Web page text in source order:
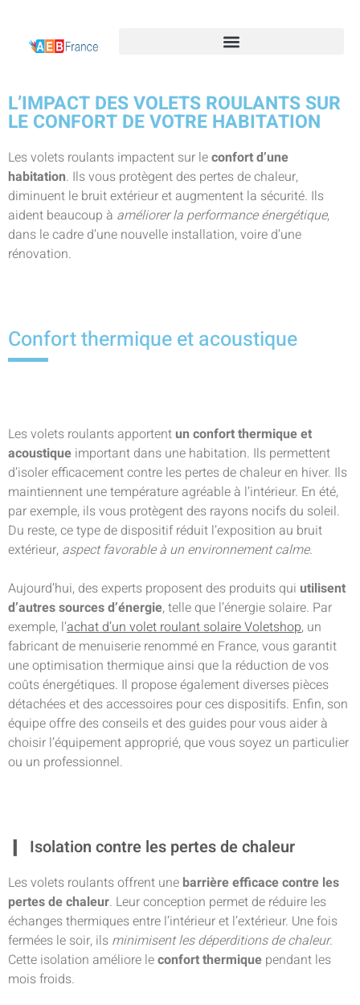
L’IMPACT DES VOLETS ROULANTS SUR
LE CONFORT DE VOTRE HABITATION
Les volets roulants impactent sur leconfort d’une
habitation. Ils vous protègent des pertes de chaleur,
diminuent le bruit extérieur et augmentent la sécurité. Ils
aident beaucoup à améliorer la performance énergétique,
dans le cadre d’une nouvelle installation, voire d’une
rénovation.
Confort thermique et acoustique
Les volets roulants apportentun confort thermique et
acoustique important dans une habitation. Ils permettent
d’isoler efficacement contre les pertes de chaleur en hiver. Ils
maintiennent une température agréable à l’intérieur. En été,
par exemple, ils vous protègent des rayons nocifs du soleil.
Du reste, ce type de dispositif réduit l’exposition au bruit
extérieur, aspect favorable à un environnement calme.
Aujourd’hui, des experts proposent des produits qui utilisent
d’autres sources d’énergie, telle que l’énergie solaire. Par
exemple, l’achat d’un volet roulant solaire Voletshop, un
fabricant de menuiserie renommé en France, vous garantit
une optimisation thermique ainsi que la réduction de vos
coûts énergétiques. Il propose également diverses pièces
détachées et des accessoires pour ces dispositifs. Enfin, son
équipe offre des conseils et des guides pour vous aider à
choisir l’équipement approprié, que vous soyez un particulier
ou un professionnel.
Isolation contre les pertes de chaleur
Les volets roulants offrent une barrière efficace contre les
pertes de chaleur. Leur conception permet de réduire les
échanges thermiques entre l’intérieur et l’extérieur. Une fois
fermées le soir, ils minimisent les déperditions de chaleur.
Cette isolation améliore leconfort thermique pendant les
mois froids.